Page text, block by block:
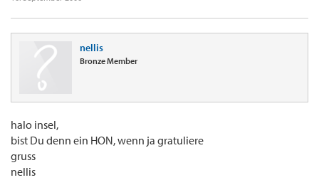
nellis
Bronze Member
halo insel,
bist Du denn ein HON, wenn ja gratuliere
gruss
nellis